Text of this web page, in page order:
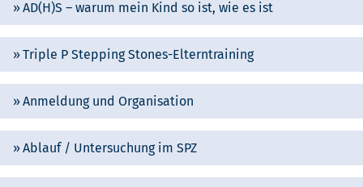
AD(H)S – warum mein Kind so ist, wie es ist
Triple P Stepping Stones-Elterntraining
Anmeldung und Organisation
Ablauf / Untersuchung im SPZ